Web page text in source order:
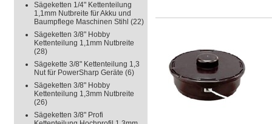
Sägeketten 1/4" Kettenteilung
1,1mm Nutbreite für Akku und
Baumpflege Maschinen Stihl (22)
Sägeketten 3/8" Hobby
Kettenteilung 1,1mm Nutbreite
(28)
Sägekette 3/8" Kettenteilung 1,3
Nut für PowerSharp Geräte (6)
Sägeketten 3/8" Hobby
Kettenteilung 1,3mm Nutbreite
(26)
Sägeketten 3/8" Profi